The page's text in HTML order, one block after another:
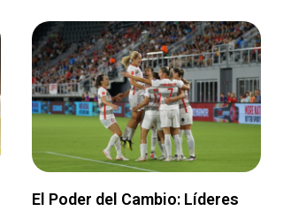
El Poder del Cambio: Líderes